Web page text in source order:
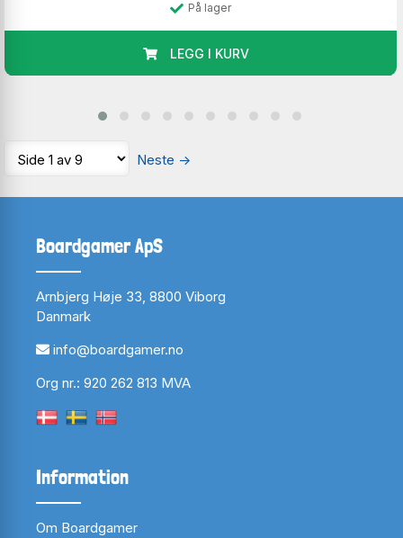
På lager
LEGG I KURV
Neste →
Boardgamer ApS
Arnbjerg Høje 33, 8800 Viborg
Danmark
info@boardgamer.no
Org nr.: 920 262 813 MVA
Information
Om Boardgamer